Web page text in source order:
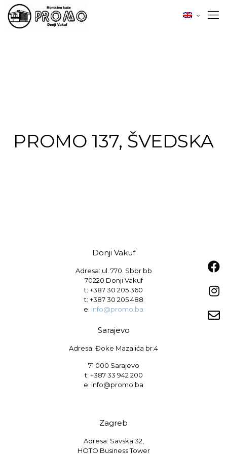
PROMO 137, ŠVEDSKA
Donji Vakuf
Adresa: ul. 770. Sbbr bb
70220 Donji Vakuf
t: +387 30 205 360
t: +387 30 205 488
e: info@promo.ba
Sarajevo
Adresa: Đoke Mazalića br.4
71 000 Sarajevo
t: +387 33 942 200
e: info@promo.ba
Zagreb
Adresa: Savska 32,
HOTO Business Tower